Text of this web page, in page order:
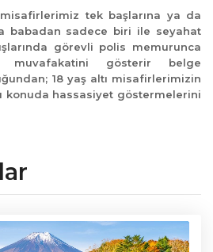
misafirlerimiz tek başlarına ya da
babadan sadece biri ile seyahat
görevli polis memurunca
muvafakatini gösterir belge
18 yaş altı misafirlerimizin
konuda hassasiyet göstermelerini